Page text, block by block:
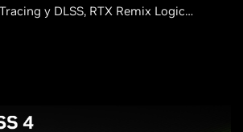
y DLSS, RTX Remix Logic
remasterizados, y los juegos